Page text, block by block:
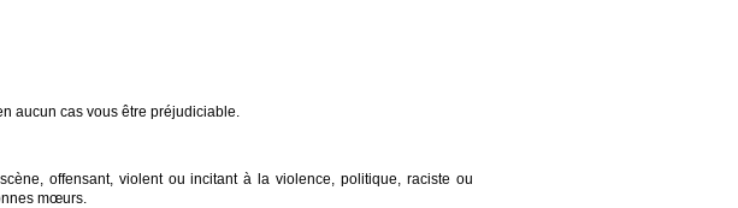
aucun cas vous être préjudiciable.
offensant, violent ou incitant à la violence, politique, raciste ou
mœurs.